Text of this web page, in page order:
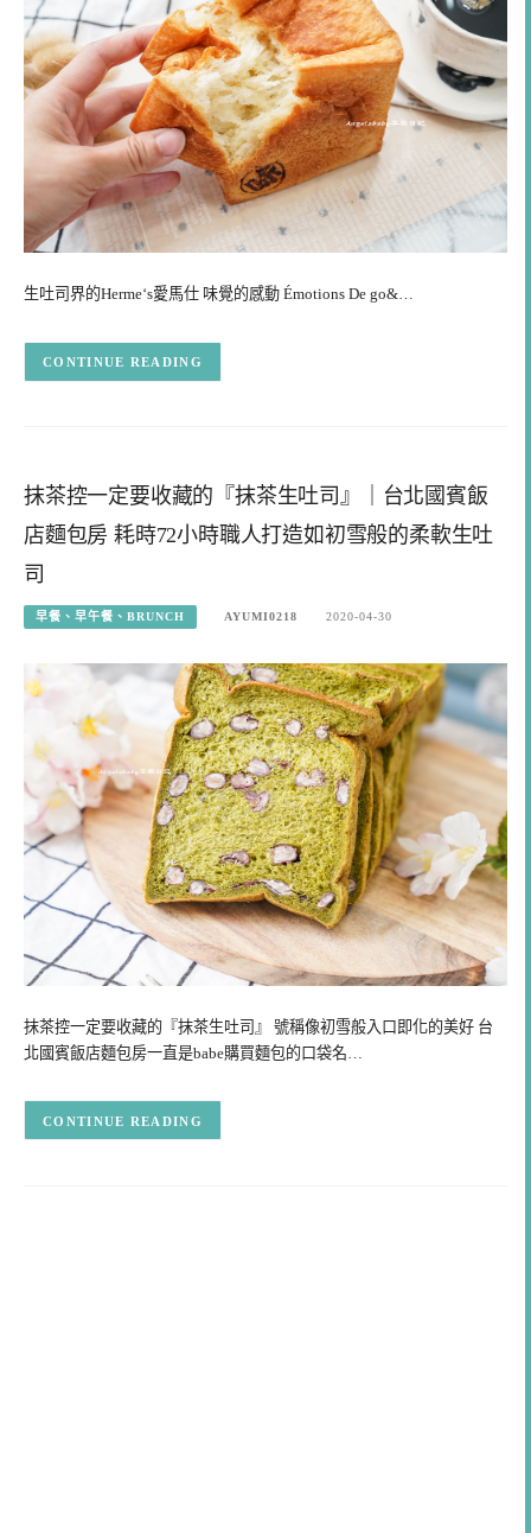
生吐司界的Herme‘s愛馬仕 味覺的感動 Émotions De go&…
CONTINUE READING
抹茶控一定要收藏的『抹茶生吐司』｜台北國賓飯
店麵包房 耗時72小時職人打造如初雪般的柔軟生吐
司
早餐、早午餐、BRUNCH AYUMI0218 2020-04-30
抹茶控一定要收藏的『抹茶生吐司』 號稱像初雪般入口即化的美好 台
北國賓飯店麵包房一直是babe購買麵包的口袋名…
CONTINUE READING